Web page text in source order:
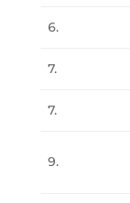
6.
7.
7.
9.